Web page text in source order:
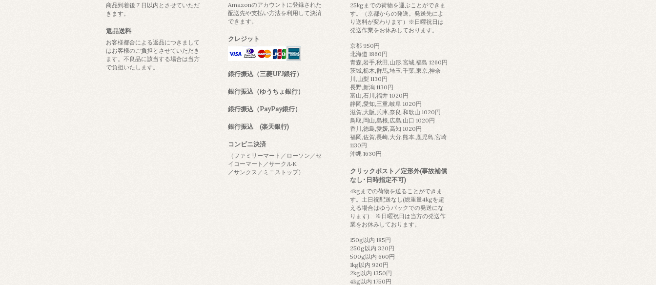
商品到着後７日以内とさせていただ
きます。
返品送料
お客様都合による返品につきまして
はお客様のご負担とさせていただき
ます。不良品に該当する場合は当方
で負担いたします。
Amazonのアカウントに登録された
配送先や支払い方法を利用して決済
できます。
クレジット
銀行振込（三菱UFJ銀行）
銀行振込（ゆうちょ銀行）
銀行振込（PayPay銀行）
銀行振込 (楽天銀行)
コンビニ決済
（ファミリーマート／ローソン／セ
イコーマート／サークルK
／サンクス／ミニストップ）
25kgまでの荷物を運ぶことができま
す。（京都からの発送。発送先によ
り送料が変わります）※日曜祝日は
発送作業をお休みしております。
京都 950円
北海道 1860円
青森,岩手,秋田,山形,宮城,福島 1260円
茨城,栃木,群馬,埼玉,千葉,東京,神奈
川,山梨 1130円
長野,新潟 1130円
富山,石川,福井 1020円
静岡,愛知,三重,岐阜 1020円
滋賀,大阪,兵庫,奈良,和歌山 1020円
鳥取,岡山,島根,広島,山口 1020円
香川,徳島,愛媛,高知 1020円
福岡,佐賀,長崎,大分,熊本,鹿児島,宮崎
1130円
沖縄 1630円
クリックポスト／定形外(事故補償
なし･日時指定不可)
4kgまでの荷物を送ることができま
す。土日祝配送なし(総重量4kgを超
える場合はゆうパックでの発送にな
ります) ※日曜祝日は当方の発送作
業をお休みしております。
150g以内 185円
250g以内 320円
500g以内 660円
1kg以内 920円
2kg以内 1350円
4kg以内 1750円